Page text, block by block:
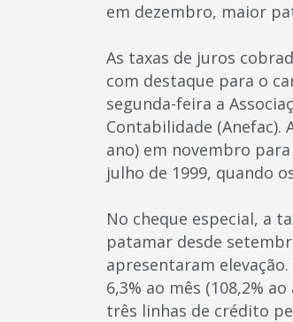
em dezembro, maior
As taxas de juros
com destaque para o
segunda-feira a
Contabilidade (Anefac).
ano) em novembro
julho de 1999, quando
No cheque especial, a
patamar desde
apresentaram
6,3% ao mês (108,2%
três linhas de crédito